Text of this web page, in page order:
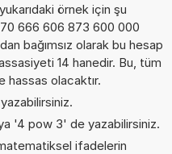
örnek için şu
666 606 873 600 000
bağımsız olarak bu hesap
14 hanedir. Bu, tüm
hassas olacaktır.
'4 pow 3' de yazabilirsiniz.
ifadelerin